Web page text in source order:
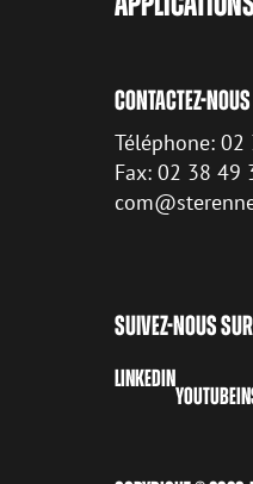
CONTACTEZ-NOUS
Téléphone:
Fax: 02 38 49
SUIVEZ-NOUS
LINKEDIN
YOUTUBE